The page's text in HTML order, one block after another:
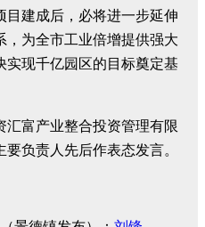
目建成后，必将进一步延伸
，为全市工业倍增提供强大
实现千亿园区的目标奠定基
汇富产业整合投资管理有限
负责人先后作表态发言。